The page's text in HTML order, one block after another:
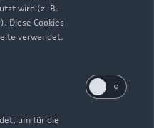
wird (z. B.
Diese Cookies
verwendet.
um für die
Zurück nach oben